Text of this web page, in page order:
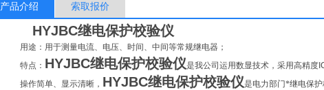
产品介绍 索取报价
HYJBC继电保护校验仪
用途：用于测量电流、电压、时间、中间等常规继电器；
特点： HYJBC继电保护校验仪是我公司运用数显技术，采用高精度
操作简单、显示清晰， HYJBC继电保护校验仪是电力部门*继电保护